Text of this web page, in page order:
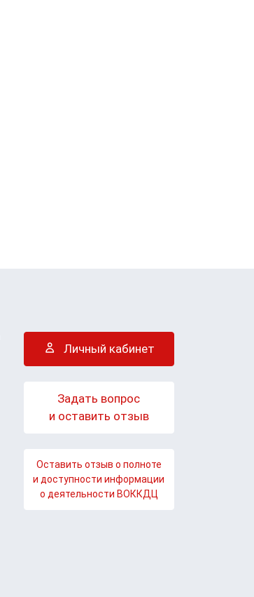
Личный кабинет
Задать вопрос
и оставить отзыв
Оставить отзыв о полноте
и доступности информации
о деятельности ВОККДЦ